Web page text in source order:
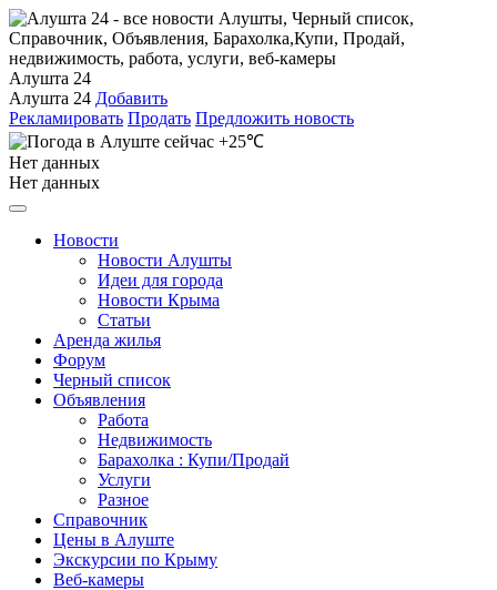
Алушта 24
Алушта 24 Добавить
Рекламировать Продать Предложить новость
+25℃
Нет данных
Нет данных
Новости
Новости Алушты
Идеи для города
Новости Крыма
Статьи
Аренда жилья
Форум
Черный список
Объявления
Работа
Недвижимость
Барахолка : Купи/Продай
Услуги
Разное
Справочник
Цены в Алуште
Экскурсии по Крыму
Веб-камеры